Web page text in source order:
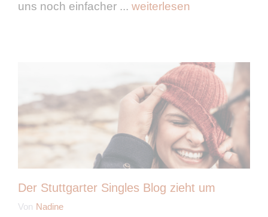
uns noch einfacher ... weiterlesen
Der Stuttgarter Singles Blog zieht um
Von Nadine